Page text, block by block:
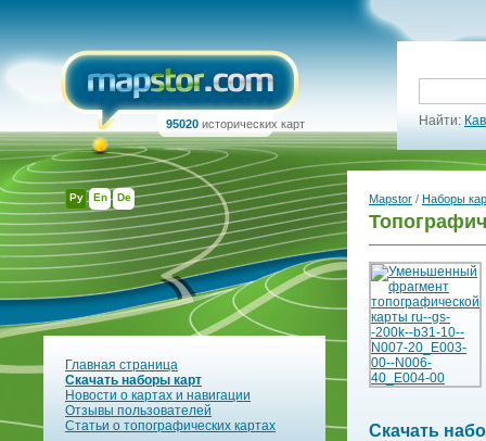
Ру En De
95020 исторических карт Найти:
Главная страница
Скачать наборы карт
Новости о картах и навигации
Отзывы пользователей
Статьи о топографических картах
Mapstor / Наборы
Скачать